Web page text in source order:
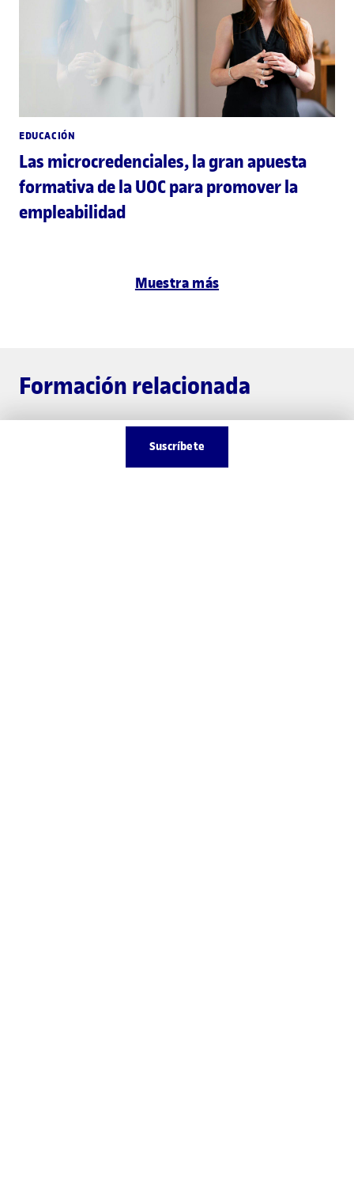
Suscríbete
EDUCACIÓN
Las microcredenciales, la gran apuesta
formativa de la UOC para promover la
empleabilidad
Muestra más
Formación relacionada